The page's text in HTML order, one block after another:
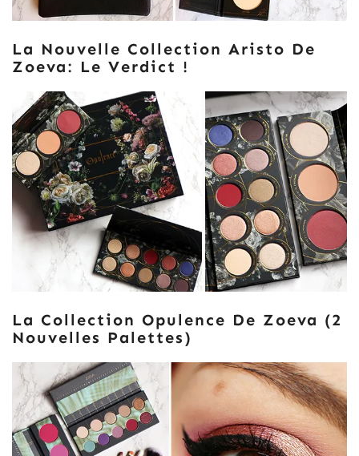
La Nouvelle Collection Aristo De
Zoeva: Le Verdict !
La Collection Opulence De Zoeva (2
Nouvelles Palettes)